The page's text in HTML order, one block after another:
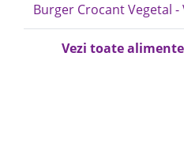
Burger Crocant Vegetal -
Vezi toate